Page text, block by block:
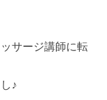
サージ講師に転
♪